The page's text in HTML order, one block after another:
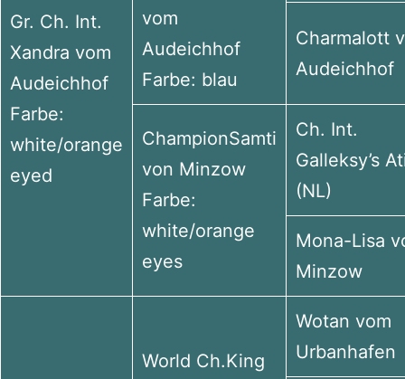
Gr. Ch. Int.
Xandra vom
Audeichhof
Farbe:
white/orange
eyed
vom
Audeichhof
Farbe: blau
Charmalott
Audeichhof
ChampionSamti
von Minzow
Farbe:
white/orange
eyes
Ch. Int.
Galleksy’s
(NL)
Mona-Lisa
Minzow
World Ch.King
Wotan vom
Urbanhafen